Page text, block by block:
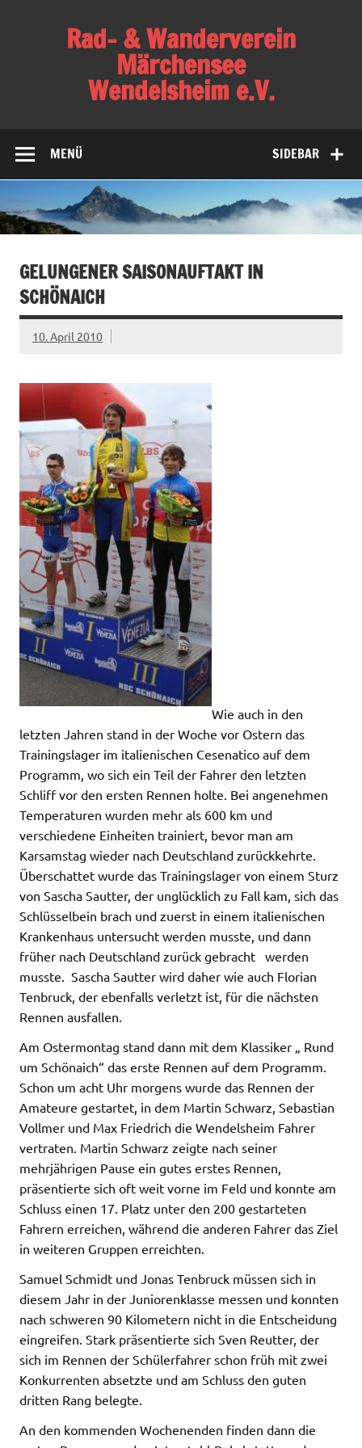
Rad- & Wanderverein
Märchensee
Wendelsheim e.V.
SIDEBAR
MENÜ
GELUNGENER SAISONAUFTAKT IN
SCHÖNAICH
10. April 2010
Wie auch in den
letzten Jahren stand in der Woche vor Ostern das
Trainingslager im italienischen Cesenatico auf dem
Programm, wo sich ein Teil der Fahrer den letzten
Schliff vor den ersten Rennen holte. Bei angenehmen
Temperaturen wurden mehr als 600 km und
verschiedene Einheiten trainiert, bevor man am
Karsamstag wieder nach Deutschland zurückkehrte.
Überschattet wurde das Trainingslager von einem Sturz
von Sascha Sautter, der unglücklich zu Fall kam, sich das
Schlüsselbein brach und zuerst in einem italienischen
Krankenhaus untersucht werden musste, und dann
früher nach Deutschland zurück gebracht werden
musste. Sascha Sautter wird daher wie auch Florian
Tenbruck, der ebenfalls verletzt ist, für die nächsten
Rennen ausfallen.
Am Ostermontag stand dann mit dem Klassiker „ Rund
um Schönaich“ das erste Rennen auf dem Programm.
Schon um acht Uhr morgens wurde das Rennen der
Amateure gestartet, in dem Martin Schwarz, Sebastian
Vollmer und Max Friedrich die Wendelsheim Fahrer
vertraten. Martin Schwarz zeigte nach seiner
mehrjährigen Pause ein gutes erstes Rennen,
präsentierte sich oft weit vorne im Feld und konnte am
Schluss einen 17. Platz unter den 200 gestarteten
Fahrern erreichen, während die anderen Fahrer das Ziel
in weiteren Gruppen erreichten.
Samuel Schmidt und Jonas Tenbruck müssen sich in
diesem Jahr in der Juniorenklasse messen und konnten
nach schweren 90 Kilometern nicht in die Entscheidung
eingreifen. Stark präsentierte sich Sven Reutter, der
sich im Rennen der Schülerfahrer schon früh mit zwei
Konkurrenten absetzte und am Schluss den guten
dritten Rang belegte.
An den kommenden Wochenenden finden dann die